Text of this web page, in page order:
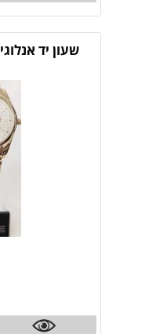
שעון יד אנלוגי PF371G PRINCE